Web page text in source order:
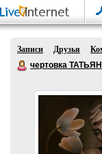
Записи Друзья
чертовка